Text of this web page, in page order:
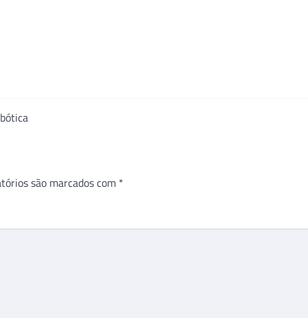
são marcados com *